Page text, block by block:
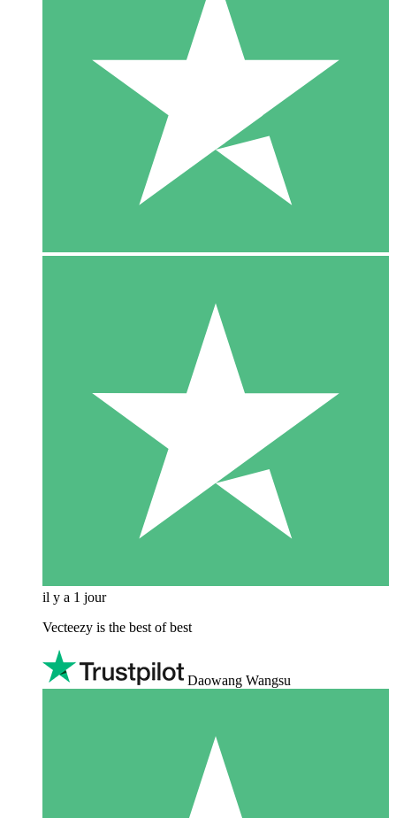
il y a 1 jour
Vecteezy is the best of best
Daowang Wangsu